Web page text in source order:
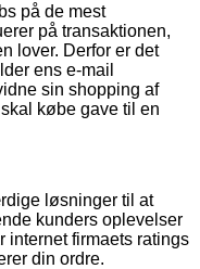
på de mest
på transaktionen,
lover. Derfor er det
ens e-mail
sin shopping af
købe gave til en
løsninger til at
kunders oplevelser
internet firmaets ratings
din ordre.